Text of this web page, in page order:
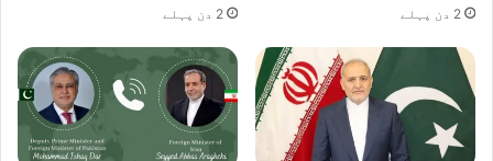
ا
ت
ح
ک
ک
ا
ل
2 دن پہلے 2 دن پہلے